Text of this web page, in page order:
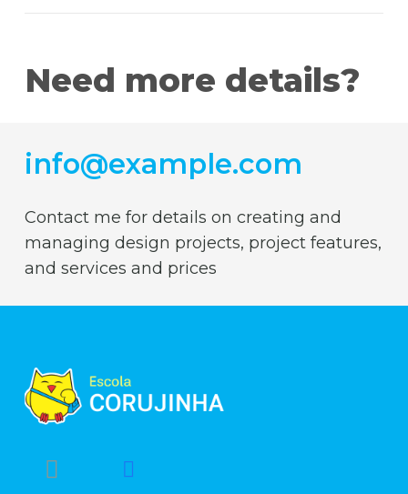
Need more details?
info@example.com
Contact me for details on creating and
managing design projects, project features,
and services and prices